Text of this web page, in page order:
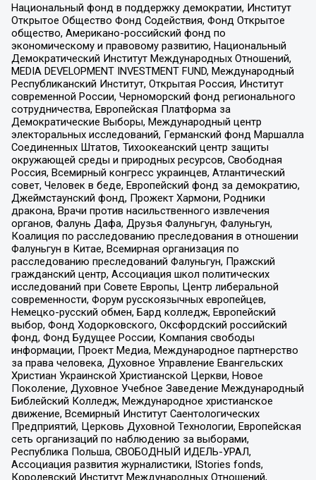
Национальный фонд в поддержку демократии, Институт
Открытое Общество Фонд Содействия, Фонд Открытое
общество, Американо-российский фонд по
экономическому и правовому развитию, Национальный
Демократический Институт Международных Отношений,
MEDIA DEVELOPMENT INVESTMENT FUND, Международный
Республиканский Институт, Открытая Россия, Институт
современной России, Черноморский фонд регионального
сотрудничества, Европейская Платформа за
Демократические Выборы, Международный центр
электоральных исследований, Германский фонд Маршалла
Соединенных Штатов, Тихоокеанский центр защиты
окружающей среды и природных ресурсов, Свободная
Россия, Всемирный конгресс украинцев, Атлантический
совет, Человек в беде, Европейский фонд за демократию,
Джеймстаунский фонд, Прожект Хармони, Родники
дракона, Врачи против насильственного извлечения
органов, Фалунь Дафа, Друзья Фалуньгун, Фалуньгун,
Коалиция по расследованию преследования в отношении
Фалуньгун в Китае, Всемирная организация по
расследованию преследований Фалуньгун, Пражский
гражданский центр, Ассоциация школ политических
исследований при Совете Европы, Центр либеральной
современности, Форум русскоязычных европейцев,
Немецко-русский обмен, Бард колледж, Европейский
выбор, Фонд Ходорковского, Оксфордский российский
фонд, Фонд Будущее России, Компания свободы
информации, Проект Медиа, Международное партнерство
за права человека, Духовное Управление Евангельских
Христиан Украинской Христианской Церкви, Новое
Поколение, Духовное Учебное Заведение Международный
Библейский Колледж, Международное христианское
движение, Всемирный Институт Саентологических
Предприятий, Церковь Духовной Технологии, Европейская
сеть организаций по наблюдению за выборами,
Республика Польша, СВОБОДНЫЙ ИДЕЛЬ-УРАЛ,
Ассоциация развития журналистики, IStories fonds,
Королевский Институт Международных Отношений,